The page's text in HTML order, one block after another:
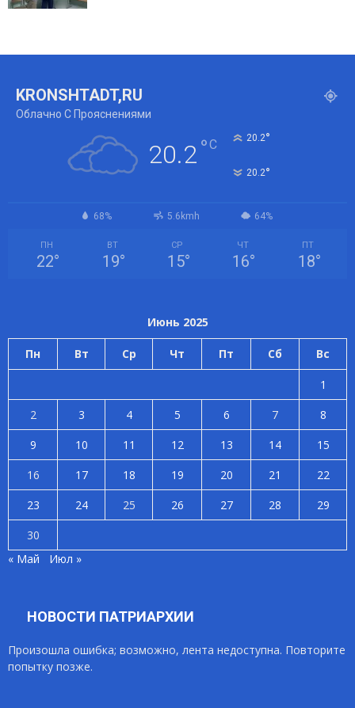
KRONSHTADT,RU
Облачно С Прояснениями
20.2°C 20.2°
20.2°
68% 5.6kmh 64%
ПН
22°
ВТ
19°
СР
15°
ЧТ
16°
ПТ
18°
Июнь 2025
Пн Вт Ср Чт Пт Сб Вс
1
2
3 4 5 6 7
8
9
10 11 12 13 14
15
16
17 18 19 20 21
22
23
24 25 26 27 28
29
30
« Май
Июл »
НОВОСТИ ПАТРИАРХИИ
Произошла ошибка; возможно, лента недоступна. Повторите
попытку позже.